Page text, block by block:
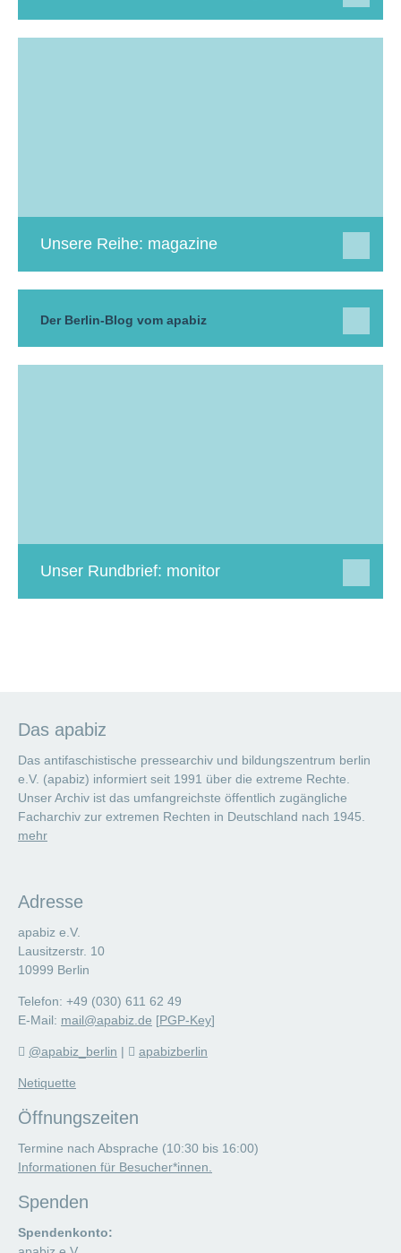
Unsere Reihe: magazine
Der Berlin-Blog vom apabiz
Unser Rundbrief: monitor
Das apabiz
Das antifaschistische pressearchiv und bildungszentrum berlin
e.V. (apabiz) informiert seit 1991 über die extreme Rechte.
Unser Archiv ist das umfangreichste öffentlich zugängliche
Facharchiv zur extremen Rechten in Deutschland nach 1945.
mehr
Adresse
apabiz e.V.
Lausitzerstr. 10
10999 Berlin
Telefon: +49 (030) 611 62 49
E-Mail: mail@apabiz.de [PGP-Key]
@apabiz_berlin | apabizberlin
Netiquette
Öffnungszeiten
Termine nach Absprache (10:30 bis 16:00)
Informationen für Besucher*innen.
Spenden
Spendenkonto: